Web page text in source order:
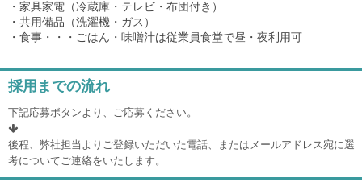
・家具家電（冷蔵庫・テレビ・布団付き）
・共用備品（洗濯機・ガス）
・食事・・・ごはん・味噌汁は従業員食堂で昼・夜利用可
採用までの流れ
下記応募ボタンより、ご応募ください。
後程、弊社担当よりご登録いただいた電話、またはメールアドレス宛に選
考についてご連絡をいたします。